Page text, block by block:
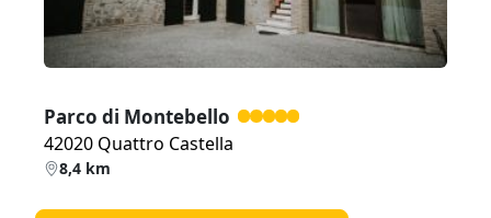
Parco di Montebello
42020 Quattro Castella
8,4 km